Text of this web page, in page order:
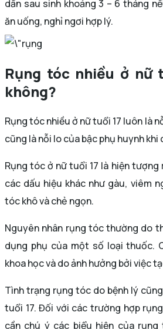
dần sau sinh khoảng 3 – 6 tháng
ăn uống, nghỉ ngơi hợp lý.
Rụng tóc nhiều ở nữ
không?
Rụng tóc nhiều ở nữ tuổi 17 luôn là
cũng là nỗi lo của bậc phụ huynh
Rụng tóc ở nữ tuổi 17 là hiện
các dấu hiệu khác như gàu, viêm
tóc khô và chẻ ngọn.
Nguyên nhân rụng tóc thường do
dụng phụ của một số loại thuốc.
khoa học và do ảnh hưởng bởi việc
Tình trạng rụng tóc do bệnh lý
tuổi 17. Đối với các trường hợp
cần chú ý các biểu hiện của